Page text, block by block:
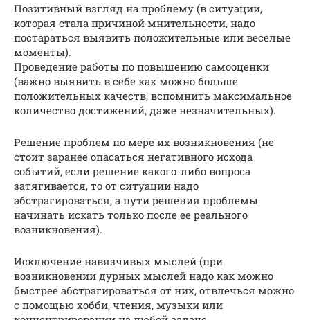
Позитивный взгляд на проблему (в ситуации,
которая стала причиной мнительности, надо
постараться выявить положительные или веселые
моменты).
Проведение работы по повышению самооценки
(важно выявить в себе как можно больше
положительных качеств, вспомнить максимальное
количество достижений, даже незначительных).
Решение проблем по мере их возникновения (не
стоит заранее опасаться негативного исхода
событий, если решение какого-либо вопроса
затягивается, то от ситуации надо
абстрагироваться, а пути решения проблемы
начинать искать только после ее реального
возникновения).
Исключение навязчивых мыслей (при
возникновении дурных мыслей надо как можно
быстрее абстрагироваться от них, отвлечься можно
с помощью хобби, чтения, музыки или